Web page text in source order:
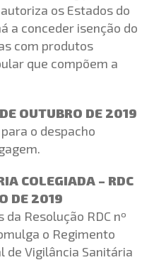
os Estados do
a conceder isenção do
com produtos
que compõem a
OUTUBRO DE 2019
o despacho
COLEGIADA – RDC
DE 2019
Resolução RDC nº
o Regimento
de Vigilância Sanitária